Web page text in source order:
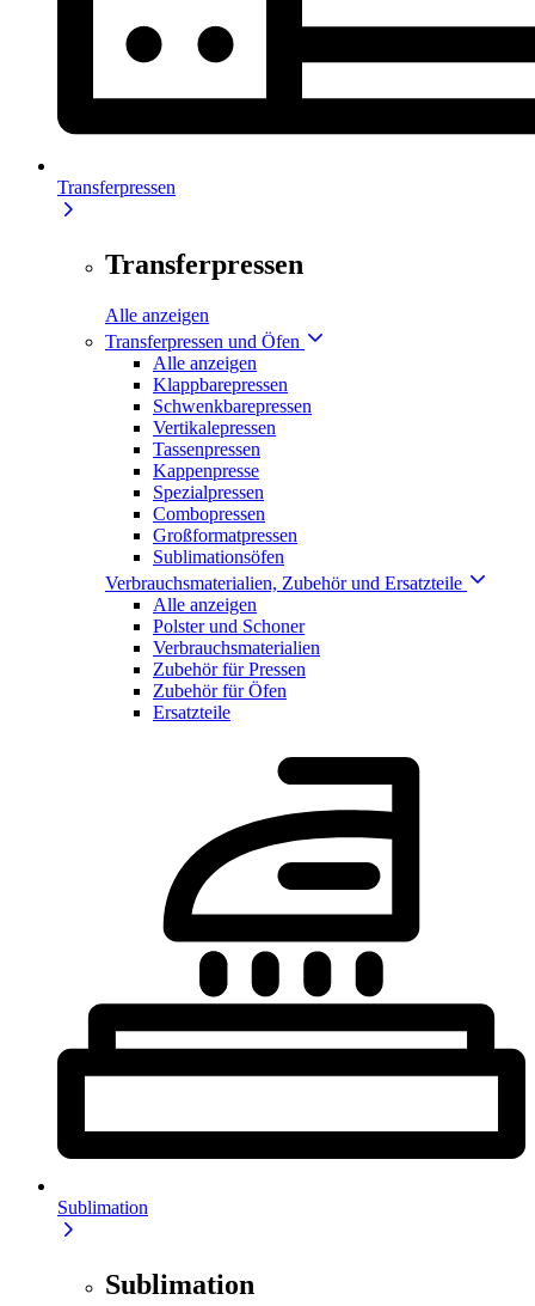
Transferpressen
Transferpressen
Alle anzeigen
Transferpressen und Öfen
Alle anzeigen
Klappbarepressen
Schwenkbarepressen
Vertikalepressen
Tassenpressen
Kappenpresse
Spezialpressen
Combopressen
Großformatpressen
Sublimationsöfen
Verbrauchsmaterialien, Zubehör und Ersatzteile
Alle anzeigen
Polster und Schoner
Verbrauchsmaterialien
Zubehör für Pressen
Zubehör für Öfen
Ersatzteile
Sublimation
Sublimation